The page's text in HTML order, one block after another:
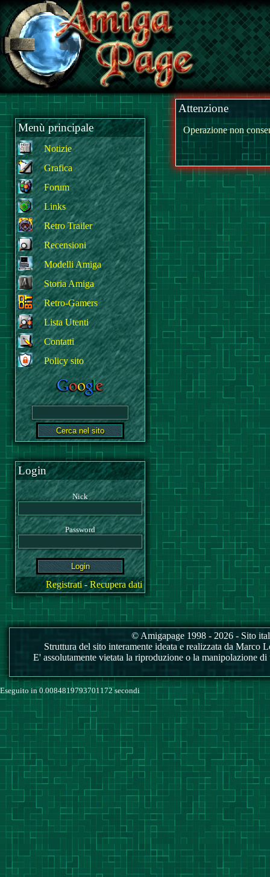
Menù principale
Notizie
Grafica
Forum
Links
Retro Trailer
Recensioni
Modelli Amiga
Storia Amiga
Retro-Gamers
Lista Utenti
Contatti
Policy sito
Login
Nick
Password
Registrati-Recupera dati
Attenzione
Operazione non
© Amigapage 1998 - 2026 - Sito
Struttura del sito interamente ideata e realizzata da
E' assolutamente vietata la riproduzione o la manipolazione
Eseguito in 0.0084819793701172 secondi